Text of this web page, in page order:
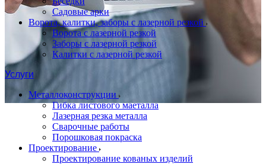
Садовые арки
Ворота, калитки, заборы с лазерной резкой
Ворота с лазерной резкой
Заборы с лазерной резкой
Калитки с лазерной резкой
Услуги
Металлоконструкции
Гибка листового маеталла
Лазерная резка металла
Сварочные работы
Порошковая покраска
Проектирование
Проектирование кованых изделий